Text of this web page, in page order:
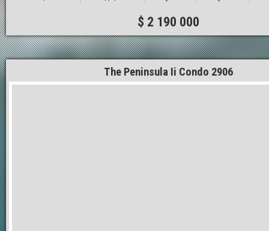
$ 2 190 000
The Peninsula Ii Condo 2906